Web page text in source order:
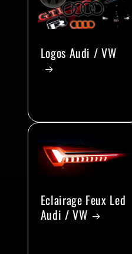
Logos Audi / VW
Eclairage Feux Led
Audi / VW